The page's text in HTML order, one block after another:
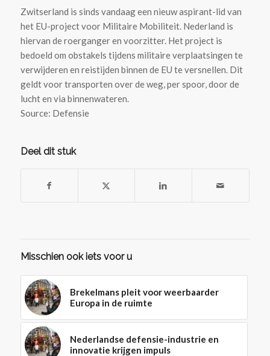
Zwitserland is sinds vandaag een nieuw aspirant-lid van
het EU-project voor Militaire Mobiliteit. Nederland is
hiervan de roerganger en voorzitter. Het project is
bedoeld om obstakels tijdens militaire verplaatsingen te
verwijderen en reistijden binnen de EU te versnellen. Dit
geldt voor transporten over de weg, per spoor, door de
lucht en via binnenwateren.
Source: Defensie
Deel dit stuk
Misschien ook iets voor u
Brekelmans pleit voor weerbaarder
Europa in de ruimte
Nederlandse defensie-industrie en
innovatie krijgen impuls